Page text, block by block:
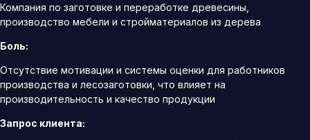
Компания по заготовке и переработке древесины,
производство мебели и стройматериалов из дерева
Боль:
Отсутствие мотивации и системы оценки для работников
производства и лесозаготовки, что влияет на
производительность и качество продукции
Запрос клиента: